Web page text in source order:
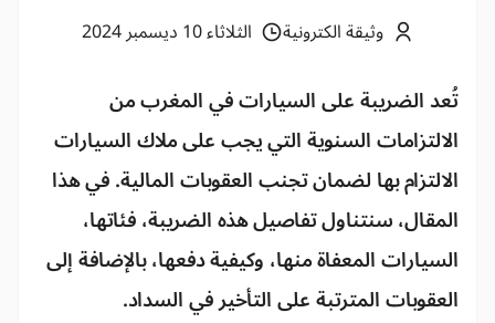
وثيقة الكترونية الثلاثاء 10 ديسمبر 2024
تُعدالضريبة على السياراتفي المغرب من
الالتزامات السنوية التي يجب على ملاك السيارات
الالتزام بها لضمان تجنب العقوبات المالية. في هذا
المقال، سنتناول تفاصيل هذه الضريبة، فئاتها،
السيارات المعفاة منها، وكيفية دفعها، بالإضافة إلى
العقوبات المترتبة على التأخير في السداد.